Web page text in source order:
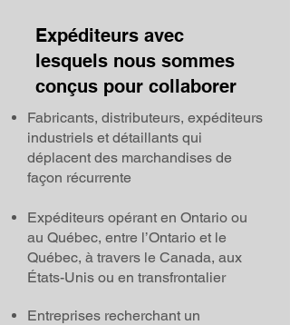
Expéditeurs avec
lesquels nous sommes
conçus pour collaborer
Fabricants, distributeurs, expéditeurs
industriels et détaillants qui
déplacent des marchandises de
façon récurrente
Expéditeurs opérant en Ontario ou
au Québec, entre l’Ontario et le
Québec, à travers le Canada, aux
États-Unis ou en transfrontalier
Entreprises recherchant un